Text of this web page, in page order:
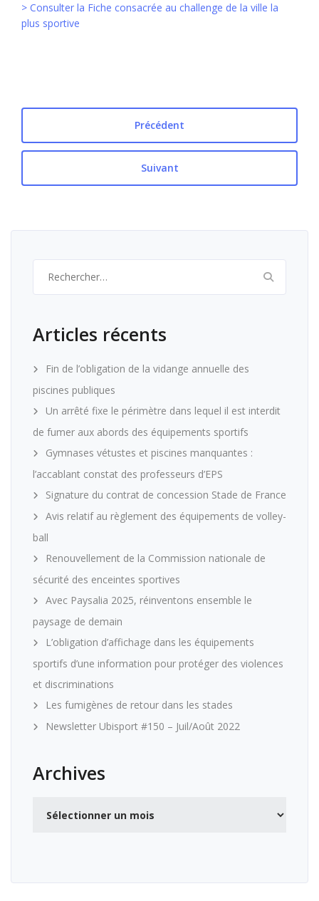
> Consulter la Fiche consacrée au challenge de la ville la
plus sportive
Précédent
Suivant
Articles récents
Fin de l’obligation de la vidange annuelle des
piscines publiques
Un arrêté fixe le périmètre dans lequel il est interdit
de fumer aux abords des équipements sportifs
Gymnases vétustes et piscines manquantes :
l’accablant constat des professeurs d’EPS
Signature du contrat de concession Stade de France
Avis relatif au règlement des équipements de volley-
ball
Renouvellement de la Commission nationale de
sécurité des enceintes sportives
Avec Paysalia 2025, réinventons ensemble le
paysage de demain
L’obligation d’affichage dans les équipements
sportifs d’une information pour protéger des violences
et discriminations
Les fumigènes de retour dans les stades
Newsletter Ubisport #150 – Juil/Août 2022
Archives